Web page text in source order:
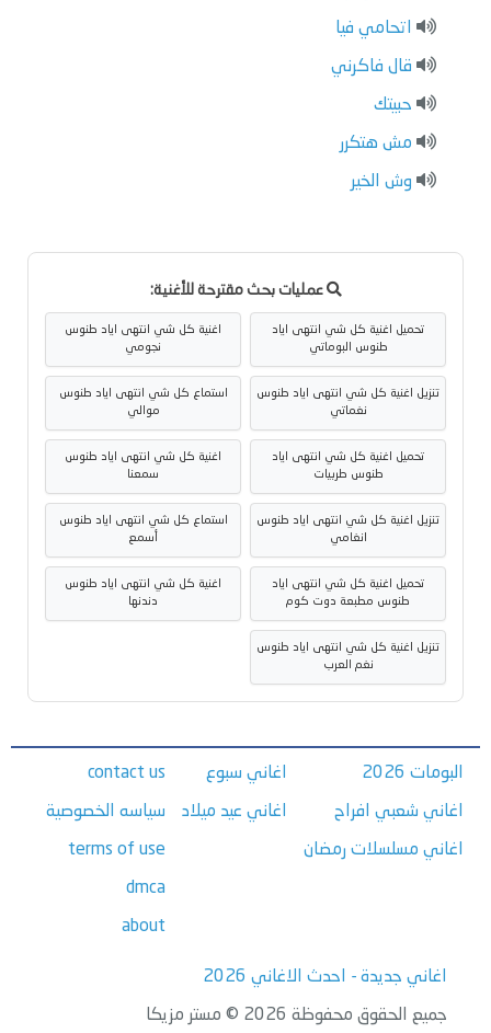
اتحامي فيا
قال فاكرني
حبيتك
مش هتكرر
وش الخير
عمليات بحث مقترحة للأغنية:
تحميل اغنية كل شي انتهى اياد
طنوس البوماتي
اغنية كل شي انتهى اياد طنوس
نجومي
تنزيل اغنية كل شي انتهى اياد طنوس
نغماتي
استماع كل شي انتهى اياد طنوس
موالي
تحميل اغنية كل شي انتهى اياد
طنوس طربيات
اغنية كل شي انتهى اياد طنوس
سمعنا
تنزيل اغنية كل شي انتهى اياد طنوس
انغامي
استماع كل شي انتهى اياد طنوس
أسمع
تحميل اغنية كل شي انتهى اياد
طنوس مطبعة دوت كوم
اغنية كل شي انتهى اياد طنوس
دندنها
تنزيل اغنية كل شي انتهى اياد طنوس
نغم العرب
البومات 2026
اغاني شعبي افراح
اغاني مسلسلات رمضان
اغاني سبوع
اغاني عيد ميلاد
contact us
سياسه الخصوصية
terms of use
dmca
about
اغاني جديدة - احدث الاغاني 2026
جميع الحقوق محفوظة 2026 © مستر مزيكا